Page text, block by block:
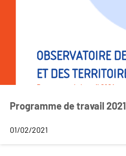
Programme de travail 2021
01/02/2021